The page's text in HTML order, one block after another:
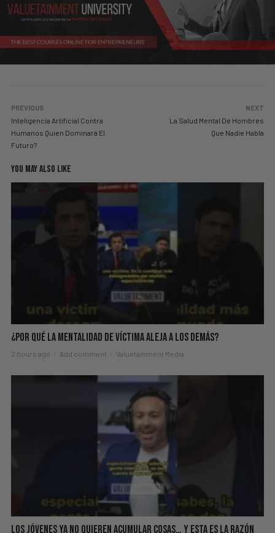
PREVIOUS
Inteligencia Artificial Contra
Humanos Quien Dominará El
Futuro?
NEXT
La Salud Mental De Hombres
Que Nadie Habla
YOU MAY ALSO LIKE
¿Por Qué La Mentalidad de Víctima Aleja a los Demás?
2 hours ago Add comment Valuetainment Media
Los Jóvenes Ya No Quieren Acumular Cosas… Y Esta Es La Razón